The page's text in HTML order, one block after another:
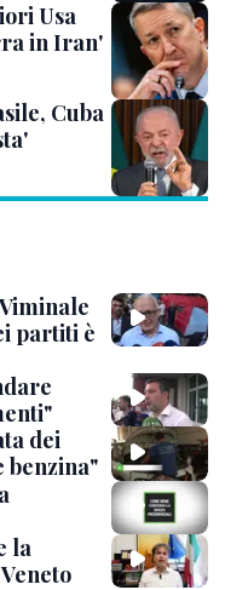
Usa
in Iran'
Cuba
partiti è
dei
benzina"
la